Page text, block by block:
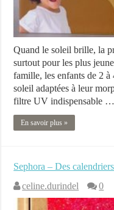
Quand le soleil brille, la
surtout pour les plus
famille, les enfants de 2
soleil adaptées à leur
filtre UV indispensable …
En savoir plus »
Sephora – Des
celine.durindel
0